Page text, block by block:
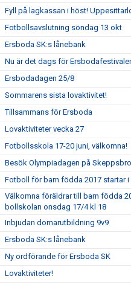
Fyll på lagkassan i höst!
Fotbollsavslutning söndag 13 okt
Ersboda SK:s lånebank
Nu är det dags för
Ersbodadagen 25/8
Sommarens sista lovaktivitet!
Tillsammans för Ersboda
Lovaktiviteter vecka 27
Fotbollsskola 17-20 juni, välkomna!
Besök Olympiadagen på
Fotboll för barn födda 2017 startar i
Välkomna föräldrar till barn födda
bollskolan onsdag 17/4 kl 18
Inbjudan domarutbildning 9v9
Ersboda SK:s lånebank
Ny ordförande för Ersboda SK
Lovaktiviteter!